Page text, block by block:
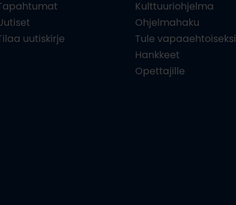
uutiskirje
Kulttuuriohjelma
Ohjelmahaku
Tule vapaaehtoiseksi
Hankkeet
Opettajille